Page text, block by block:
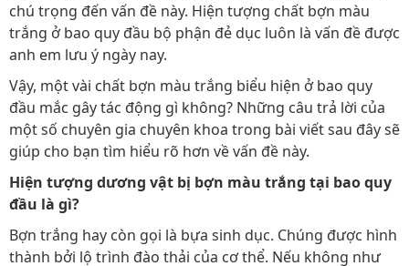
chú trọng đến vấn đề này. Hiện tượng chất bợn màu
trắng ở bao quy đầu bộ phận đẻ dục luôn là vấn đề được
anh em lưu ý ngày nay.
Vậy, một vài chất bợn màu trắng biểu hiện ở bao quy
đầu mắc gây tác động gì không? Những câu trả lời của
một số chuyên gia chuyên khoa trong bài viết sau đây sẽ
giúp cho bạn tìm hiểu rõ hơn về vấn đề này.
Hiện tượng dương vật bị bợn màu trắng tại bao quy
đầu là gì?
Bợn trắng hay còn gọi là bựa sinh dục. Chúng được hình
thành bởi lộ trình đào thải của cơ thể. Nếu không như